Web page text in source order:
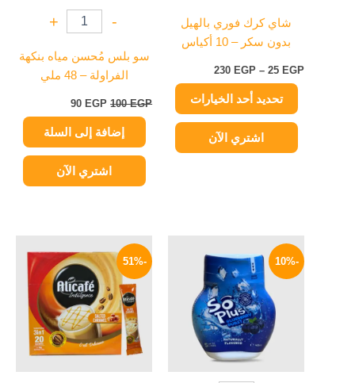
شاي كرك فوري بالهيل
بدون سكر – 10 أكياس
25 EGP
–
230 EGP
تحديد أحد الخيارات
اختيار
الخيارات
صفحة
المنتج
اشتري الآن
-
+
سو بلس مُحسن مياه بنكهة
الفراولة – 48 ملي
100EGP
90 EGP
إضافة إلى السلة
اشتري الآن
-10%
الأصلي
هو:
100 EGP.
الحالي
هو:
90 EGP.
-51%
السعر:
من
⁦6 EGP⁩
خلال
⁦99 EGP⁩
هناك
العديد
من
الأشكال
المختلفة
لهذا
المنتج.